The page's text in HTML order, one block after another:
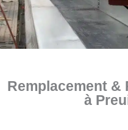
Remplacement &
à